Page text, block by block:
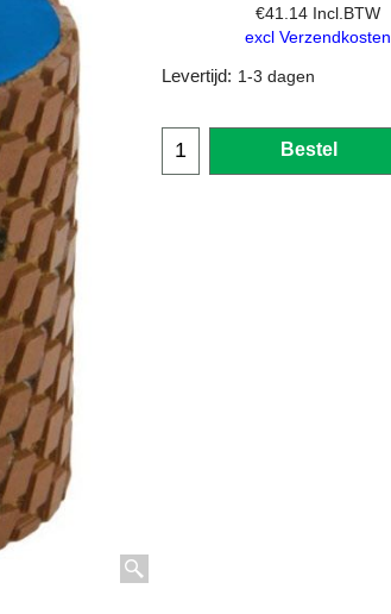
€41.14 Incl.BTW
excl Verzendkosten
Levertijd: 1-3 dagen
Bestel